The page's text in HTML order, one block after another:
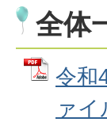
全体
令和
ァ